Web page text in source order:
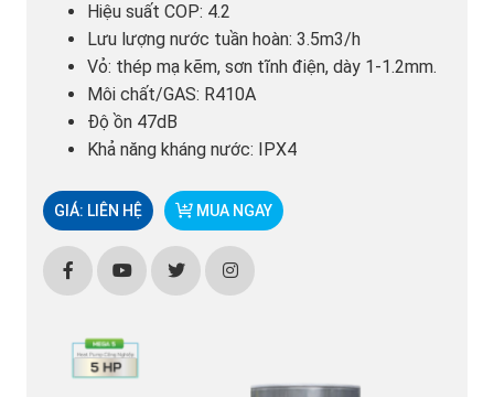
Hiệu suất COP: 4.2
Lưu lượng nước tuần hoàn: 3.5m3/h
Vỏ: thép mạ kẽm, sơn tĩnh điện, dày 1-1.2mm.
Môi chất/GAS: R410A
Độ ồn 47dB
Khả năng kháng nước: IPX4
GIÁ: LIÊN HỆ MUA NGAY